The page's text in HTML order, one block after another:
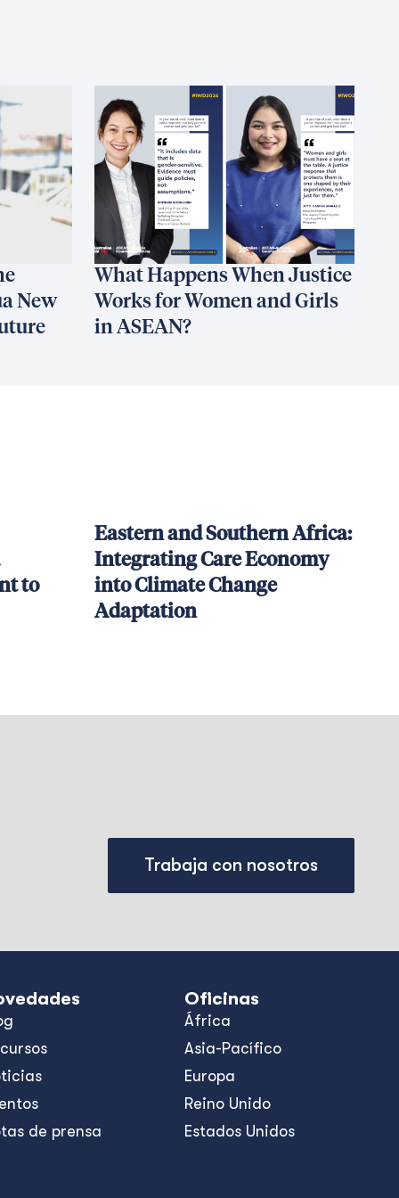
New
What Happens When Justice
Works for Women and Girls
in ASEAN?
to
Eastern and Southern Africa:
Integrating Care Economy
into Climate Change
Adaptation
Trabaja con nosotros
de prensa
Oficinas
África
Asia-Pacífico
Europa
Reino Unido
Estados Unidos